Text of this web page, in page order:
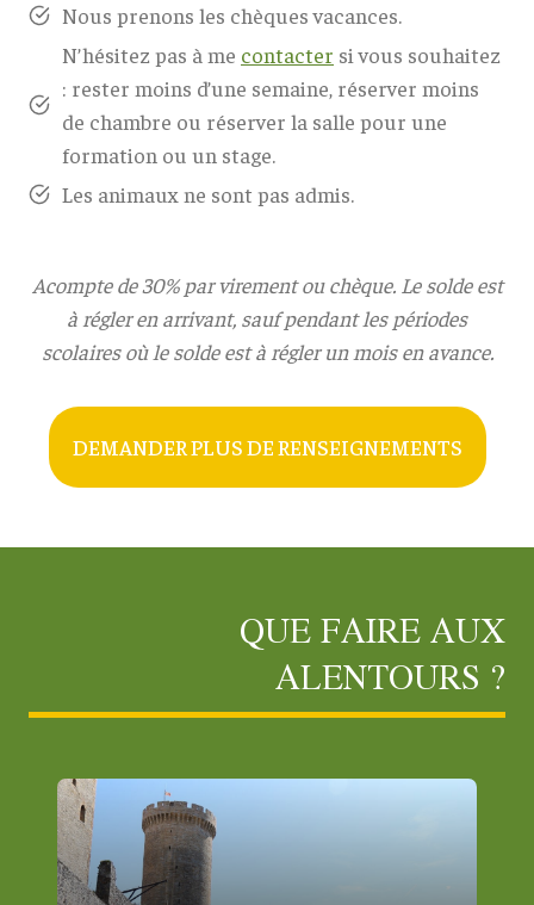
Nous prenons les chèques vacances.
N’hésitez pas à me contacter si vous souhaitez
: rester moins d’une semaine, réserver moins
de chambre ou réserver la salle pour une
formation ou un stage.
Les animaux ne sont pas admis.
Acompte de 30% par virement ou chèque. Le solde est
à régler en arrivant, sauf pendant les périodes
scolaires où le solde est à régler un mois en avance.
DEMANDER PLUS DE RENSEIGNEMENTS
QUE FAIRE AUX
ALENTOURS ?